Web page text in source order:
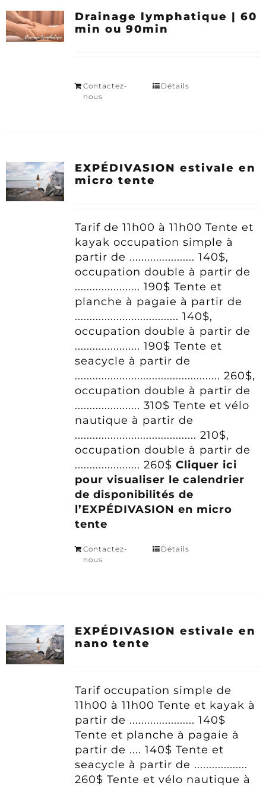
Drainage lymphatique | 60
min ou 90min
Contactez-
nous
Détails
EXPÉDIVASION estivale en
micro tente
Tarif de 11h00 à 11h00 Tente et
kayak occupation simple à
partir de ...................... 140$,
occupation double à partir de
...................... 190$ Tente et
planche à pagaie à partir de
................................... 140$,
occupation double à partir de
...................... 190$ Tente et
seacycle à partir de
................................................. 260$,
occupation double à partir de
...................... 310$ Tente et vélo
nautique à partir de
......................................... 210$,
occupation double à partir de
...................... 260$ Cliquer ici
pour visualiser le calendrier
de disponibilités de
l’EXPÉDIVASION en micro
tente
Contactez-
nous
Détails
EXPÉDIVASION estivale en
nano tente
Tarif occupation simple de
11h00 à 11h00 Tente et kayak à
partir de ...................... 140$
Tente et planche à pagaie à
partir de .... 140$ Tente et
seacycle à partir de ..................
260$ Tente et vélo nautique à